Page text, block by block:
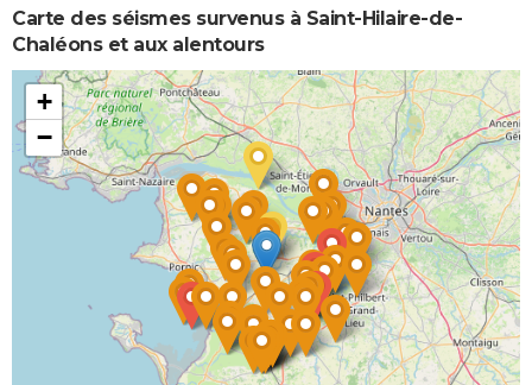
Carte des séismes survenus à Saint-Hilaire-de-
Chaléons et aux alentours
+
−